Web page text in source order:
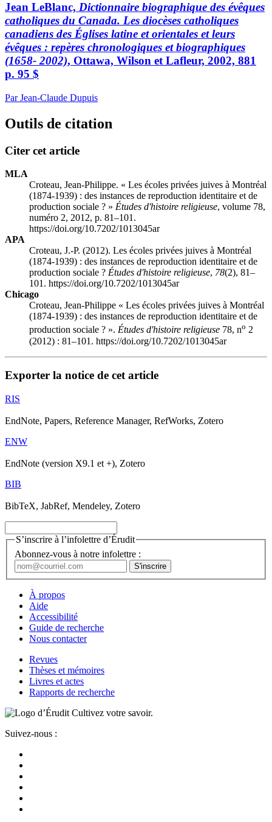
Jean LeBlanc, Dictionnaire biographique des évêques
catholiques du Canada. Les diocèses catholiques
canadiens des Églises latine et orientales et leurs
évêques : repères chronologiques et biographiques
(1658- 2002), Ottawa, Wilson et Lafleur, 2002, 881
p. 95 $
Par Jean-Claude Dupuis
Outils de citation
Citer cet article
MLA
Croteau, Jean-Philippe. « Les écoles privées juives à Montréal
(1874-1939) : des instances de reproduction identitaire et de
production sociale ? » Études d'histoire religieuse, volume 78,
numéro 2, 2012, p. 81–101.
https://doi.org/10.7202/1013045ar
APA
Croteau, J.-P. (2012). Les écoles privées juives à Montréal
(1874-1939) : des instances de reproduction identitaire et de
production sociale ? Études d'histoire religieuse, 78(2), 81–
101. https://doi.org/10.7202/1013045ar
Chicago
Croteau, Jean-Philippe « Les écoles privées juives à Montréal
(1874-1939) : des instances de reproduction identitaire et de
production sociale ? ». Études d'histoire religieuse 78, no 2
(2012) : 81–101. https://doi.org/10.7202/1013045ar
Exporter la notice de cet article
RIS
EndNote, Papers, Reference Manager, RefWorks, Zotero
ENW
EndNote (version X9.1 et +), Zotero
BIB
BibTeX, JabRef, Mendeley, Zotero
S’inscrire à l’infolettre d’Érudit
Abonnez-vous à notre infolettre :
À propos
Aide
Accessibilité
Guide de recherche
Nous contacter
Revues
Thèses et mémoires
Livres et actes
Rapports de recherche
Cultivez votre savoir.
Suivez-nous :